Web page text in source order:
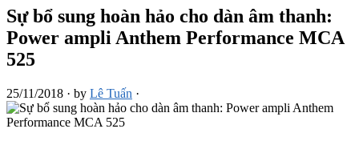
Sự bổ sung hoàn hảo cho dàn âm thanh:
Power ampli Anthem Performance MCA
525
25/11/2018 · by Lê Tuấn ·